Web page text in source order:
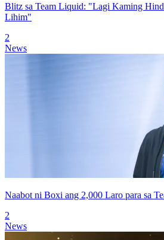
Blitz sa Team Liquid: "Lagi Kaming
Lihim"
2
News
Naabot ni Boxi ang 2,000 Laro para sa
2
News